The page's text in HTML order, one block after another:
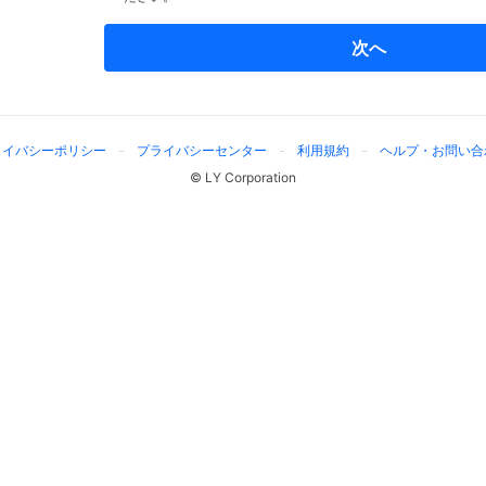
次へ
バシーポリシー プライバシーセンター 利用規約
ヘルプ・お問い
© LY Corporation